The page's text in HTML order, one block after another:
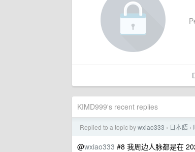
KIMD999's recent replies
Replied to a topic bywxiao333 › 日本語 ›
@wxiao333 #8 我周边人脉都是在